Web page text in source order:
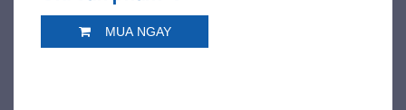
MUA NGAY